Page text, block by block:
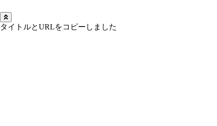
タイトルとURLをコピーしました